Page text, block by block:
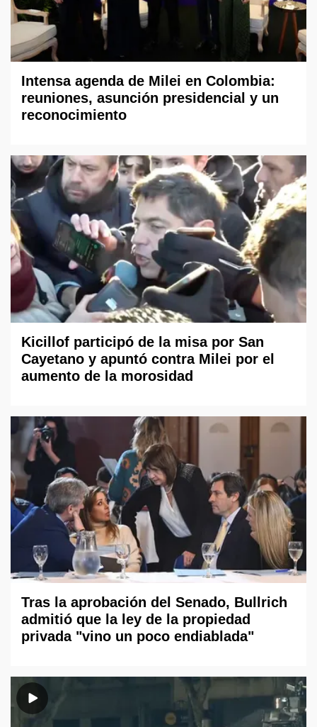
Intensa agenda de Milei en Colombia:
reuniones, asunción presidencial y un
reconocimiento
Kicillof participó de la misa por San
Cayetano y apuntó contra Milei por el
aumento de la morosidad
Tras la aprobación del Senado, Bullrich
admitió que la ley de la propiedad
privada "vino un poco endiablada"